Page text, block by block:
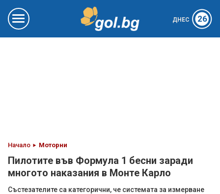
ДНЕС 26
Начало Моторни
Пилотите във Формула 1 бесни заради
многото наказания в Монте Карло
Състезателите са категорични, че системата за измерване